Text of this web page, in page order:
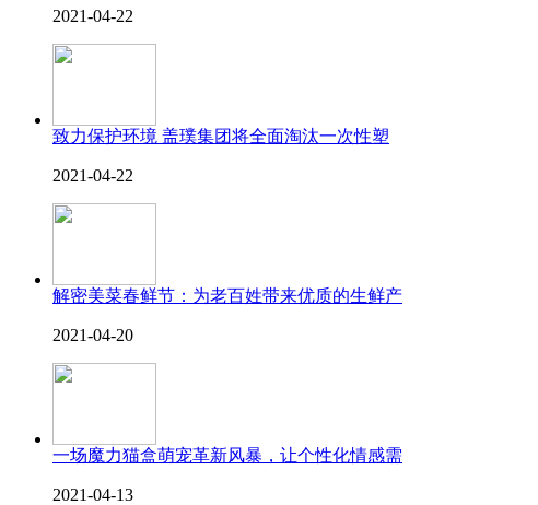
2021-04-22
致力保护环境 盖璞集团将全面淘汰一次性塑
2021-04-22
解密美菜春鲜节：为老百姓带来优质的生鲜产
2021-04-20
一场魔力猫盒萌宠革新风暴，让个性化情感需
2021-04-13